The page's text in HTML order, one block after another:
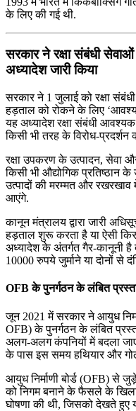
के लिए की गई थी.
सरकार ने रक्षा संबंधी
अध्यादेश जारी किया
सरकार ने 1 जुलाई को रक्षा
हड़ताल को रोकने के लिए
यह अध्यादेश रक्षा संबंधी
किसी भी तरह के विरोध-प्रदर्शन
रक्षा उपकरण के उत्पादन, सेवा
किसी भी औद्योगिक प्रतिष्ठान के
उत्पादों की मरम्मत और रखरखाव
आएंगे.
कानून मंत्रालय द्वारा जारी
हड़ताल शुरू करता है या ऐसी
अध्यादेश के अंतर्गत गैर-कानूनी
10000 रुपये जुर्माने या दोनों से
OFB के पुनर्गठन के लंबित
जून 2021 में सरकार ने आयुध
OFB) के पुनर्गठन के लंबित
अलग-अलग कंपनियों में बदला
के पास इस समय हथियार और
आयुध निर्माणी बोर्ड (OFB) से
को निगम बनाने के फैसले के
घोषणा की थी, जिसको देखते हुए